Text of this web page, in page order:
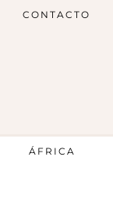
CONTACTO
ÁFRICA